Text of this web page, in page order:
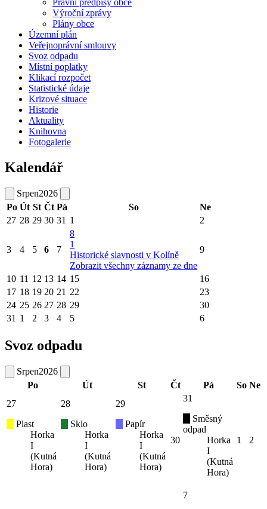
Právní předpisy obce
Výroční zprávy
Plány obce
Územní plán
Veřejnoprávní smlouvy
Svoz odpadu
Místní poplatky
Klikací rozpočet
Statistické údaje
Krizové situace
Historie
Aktuality
Knihovna
Fotogalerie
Kalendář
Srpen2026
Po Út St Čt Pá So
Ne
27 28 29 30 31 1 2
3 4 5 6 7
8
1
Historické slavnosti v Kolíně
Zobrazit všechny záznamy ze dne
9
10 11 12 13 14 15
16
17 18 19 20 21 22
23
24 25 26 27 28 29
30
31 1 2 3 4 5 6
Svoz odpadu
Srpen2026
Po
Út St Čt Pá So Ne
27
Plast
Horka
I
(Kutná
Hora)
28
Sklo
Horka
I
(Kutná
Hora)
29
Papír
Horka
I
(Kutná
Hora)
30
31
Směsný
odpad
Horka
I
(Kutná
Hora)
1 2
7